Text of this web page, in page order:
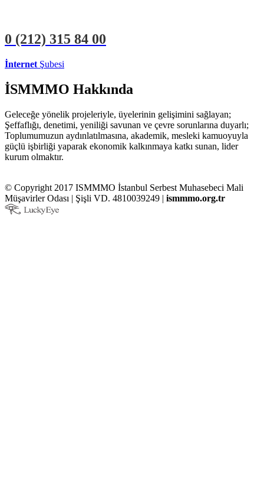
0 (212) 315 84 00
İnternet Şubesi
İSMMMO Hakkında
Geleceğe yönelik projeleriyle, üyelerinin gelişimini sağlayan;
Şeffaflığı, denetimi, yeniliği savunan ve çevre sorunlarına duyarlı;
Toplumumuzun aydınlatılmasına, akademik, mesleki kamuoyuyla
güçlü işbirliği yaparak ekonomik kalkınmaya katkı sunan, lider
kurum olmaktır.
© Copyright 2017 ISMMMO İstanbul Serbest Muhasebeci Mali
Müşavirler Odası | Şişli VD. 4810039249 | ismmmo.org.tr